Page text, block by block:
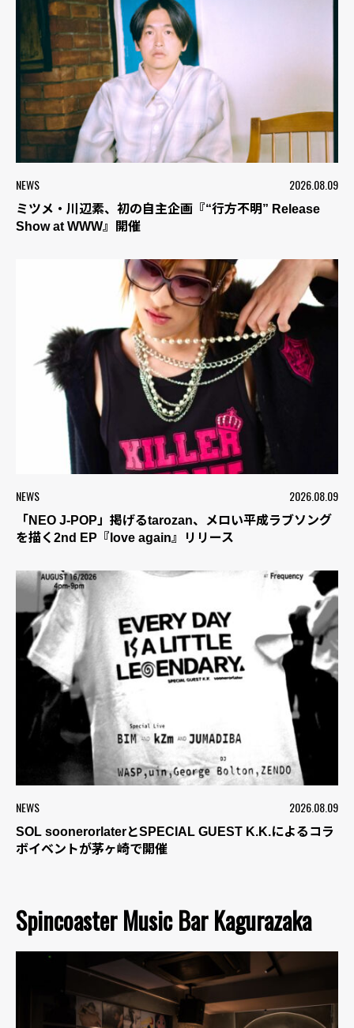
NEWS 2026.08.09
ミツメ・川辺素、初の自主企画『“行方不明” Release
Show at WWW』開催
NEWS 2026.08.09
「NEO J-POP」掲げるtarozan、メロい平成ラブソング
を描く2nd EP『love again』リリース
NEWS 2026.08.09
SOL soonerorlaterとSPECIAL GUEST K.K.によるコラ
ボイベントが茅ヶ崎で開催
Spincoaster Music Bar Kagurazaka